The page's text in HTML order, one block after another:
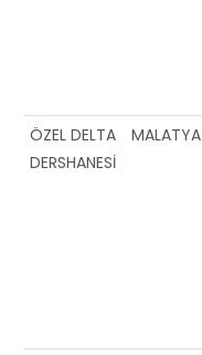
ÖZEL DELTA
DERSHANESİ
MALATYA